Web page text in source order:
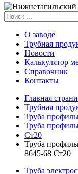
О заводе
Трубная
Новости
Калькулятор
Справочник
Контакты
Главная
Трубная
Труба
Труба
Ст20
Труба
8645-68 Ст20
Труба